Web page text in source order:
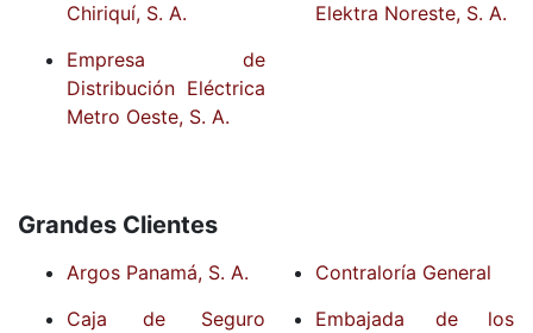
Chiriquí, S. A.
Empresa de
Distribución Eléctrica
Metro Oeste, S. A.
Elektra Noreste, S. A.
Grandes Clientes
Argos Panamá, S. A.
Caja de Seguro
Contraloría General
Embajada de los